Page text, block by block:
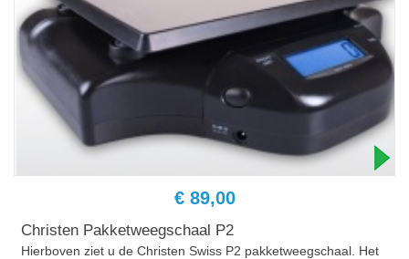
€ 89,00
Christen Pakketweegschaal P2
Hierboven ziet u de Christen Swiss P2 pakketweegschaal. Het